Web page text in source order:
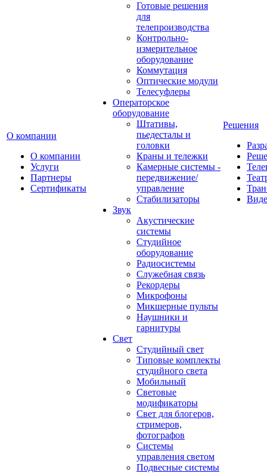
О компании
О компании
Услуги
Партнеры
Сертификаты
Готовые решения
для
телепроизводства
Контрольно-
измерительное
оборудование
Коммутация
Оптические модули
Телесуфлеры
Операторское
оборудование
Штативы,
пьедесталы и
головки
Краны и тележки
Камерные системы -
передвижение/
управление
Стабилизаторы
Звук
Акустические
системы
Студийное
оборудование
Радиосистемы
Служебная связь
Рекордеры
Микрофоны
Микшерные пульты
Наушники и
гарнитуры
Свет
Студийный свет
Типовые комплекты
студийного света
Мобильный
Световые
модификаторы
Свет для блогеров,
стримеров,
фотографов
Системы
управления светом
Подвесные системы
Решения